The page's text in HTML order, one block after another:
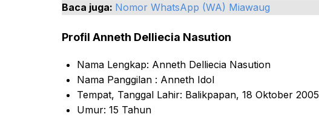
Baca juga: Nomor WhatsApp (WA) Miawaug
Profil Anneth Delliecia Nasution
Nama Lengkap: Anneth Delliecia Nasution
Nama Panggilan : Anneth Idol
Tempat, Tanggal Lahir: Balikpapan, 18 Oktober 2005
Umur: 15 Tahun